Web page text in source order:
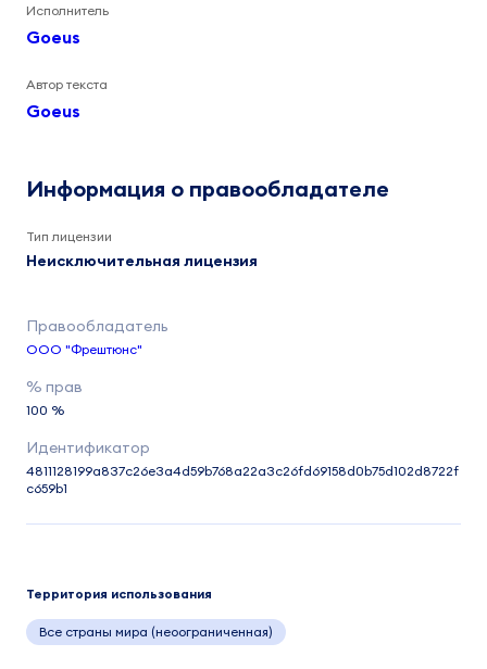
Исполнитель
Goeus
Автор текста
Goeus
Информация о правообладателе
Тип лицензии
Неисключительная лицензия
ООО "Фрештюнс"
100 %
4811128199a837c26e3a4d59b768a22a3c26fd69158d0b75d102d8722f
c659b1
Территория использования
Все страны мира (неоограниченная)